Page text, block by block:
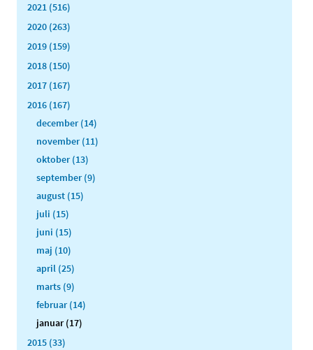
2021 (516)
2020 (263)
2019 (159)
2018 (150)
2017 (167)
2016 (167)
december (14)
november (11)
oktober (13)
september (9)
august (15)
juli (15)
juni (15)
maj (10)
april (25)
marts (9)
februar (14)
januar (17)
2015 (33)